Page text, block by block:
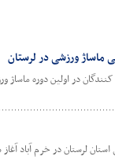
ماساژ ورزشی در لرستان
در اولین دوره ماساژ
لرستان در خرم آباد